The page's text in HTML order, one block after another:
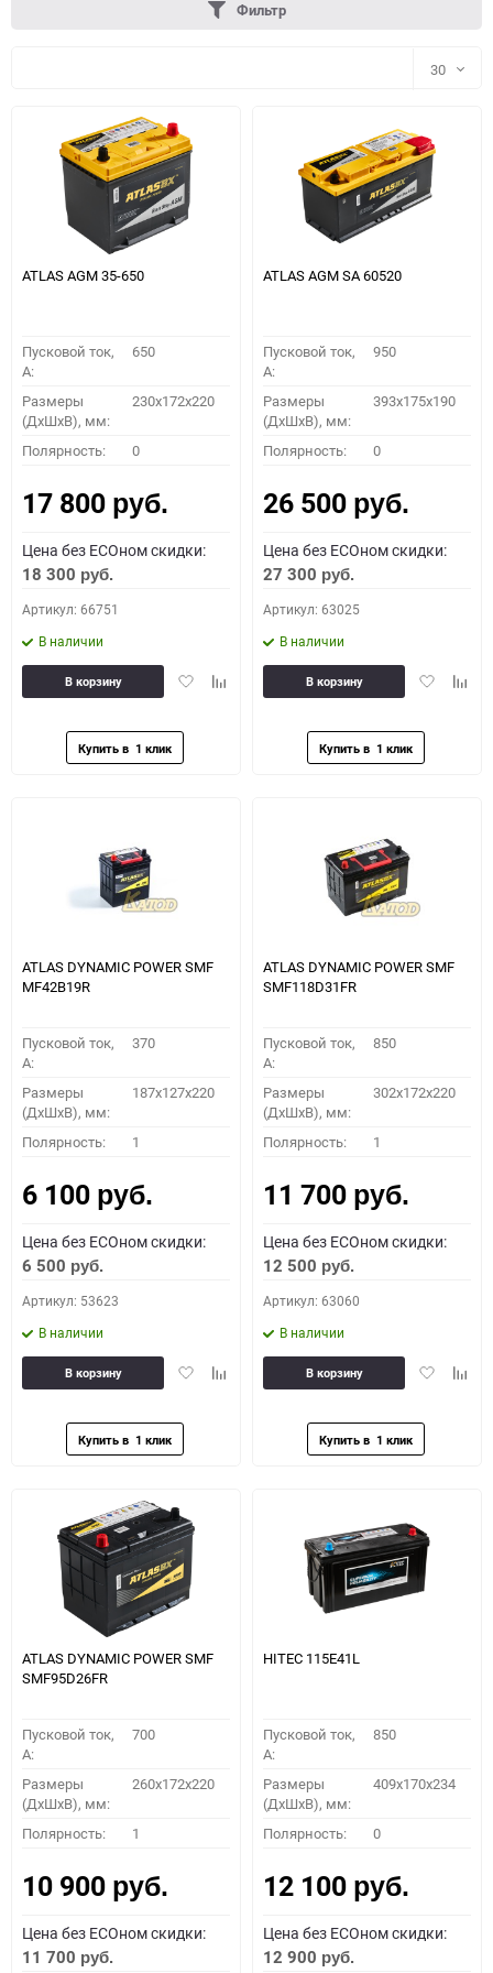
ПОДОБРАТЬ
Как определить полярность?
0 - обратная 1 - прямая 3 - обратная 4 - прямая
Фильтр
30
30
60
ATLAS AGM 35-650
Пусковой ток,
A:
650
Размеры
(ДхШхВ), мм:
230x172x220
Полярность: 0
17 800 руб.
Цена без ECOном скидки:
18 300 руб.
Артикул: 66751
В наличии
ДобавитьДобавить
В корзину
ATLAS AGM SA 60520
Пусковой ток,
A:
950
Размеры
(ДхШхВ), мм:
393x175x190
Полярность: 0
26 500 руб.
Цена без ECOном скидки:
27 300 руб.
Артикул: 63025
В наличии
Добавить
В корзину
ATLAS DYNAMIC POWER SMF
MF42B19R
Пусковой ток,
A:
370
Размеры
(ДхШхВ), мм:
187x127x220
Полярность: 1
6 100 руб.
Цена без ECOном скидки:
6 500 руб.
Артикул: 53623
В наличии
ДобавитьДобавить
В корзину
ATLAS DYNAMIC POWER SMF
SMF118D31FR
Пусковой ток,
A:
850
Размеры
(ДхШхВ), мм:
302x172x220
Полярность: 1
11 700 руб.
Цена без ECOном скидки:
12 500 руб.
Артикул: 63060
В наличии
Добавить
В корзину
ATLAS DYNAMIC POWER SMF
SMF95D26FR
Пусковой ток,
A:
700
Размеры
(ДхШхВ), мм:
260x172x220
Полярность: 1
10 900 руб.
Цена без ECOном скидки:
11 700 руб.
HITEC 115E41L
Пусковой ток,
A:
850
Размеры
(ДхШхВ), мм:
409x170x234
Полярность: 0
12 100 руб.
Цена без ECOном скидки:
12 900 руб.